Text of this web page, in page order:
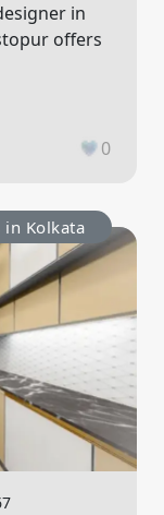
in
offers
0
in Kolkata